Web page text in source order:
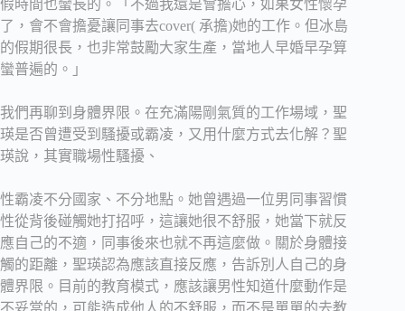
假時間也蠻長的。「不過我還是會擔心，如果女性懷孕
了，會不會擔憂讓同事去cover( 承擔)她的工作。但冰島
的假期很長，也非常鼓勵大家生產，當地人早婚早孕算
蠻普遍的。」
我們再聊到身體界限。在充滿陽剛氣質的工作場域，聖
瑛是否曾遭受到騷擾或霸凌，又用什麼方式去化解？聖
瑛說，其實職場性騷擾、
性霸凌不分國家、不分地點。她曾遇過一位男同事習慣
性從背後碰觸她打招呼，這讓她很不舒服，她當下就反
應自己的不適，同事後來也就不再這麼做。關於身體接
觸的距離，聖瑛認為應該直接反應，告訴別人自己的身
體界限。目前的教育模式，應該讓男性知道什麼動作是
不妥當的，可能造成他人的不舒服，而不是單單的去教